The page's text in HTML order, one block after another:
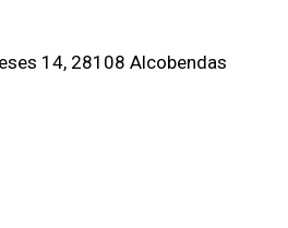
14, 28108 Alcobendas